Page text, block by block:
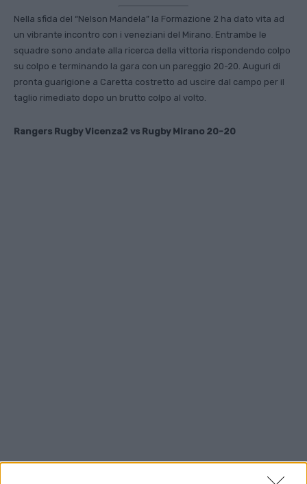
Nella sfida del “Nelson Mandela” la Formazione 2 ha dato vita ad
un vibrante incontro con i veneziani del Mirano. Entrambe le
squadre sono andate alla ricerca della vittoria rispondendo colpo
su colpo e terminando la gara con un pareggio 20-20. Auguri di
pronta guarigione a Caretta costretto ad uscire dal campo per il
taglio rimediato dopo un brutto colpo al volto.
Rangers Rugby Vicenza2 vs Rugby Mirano 20-20